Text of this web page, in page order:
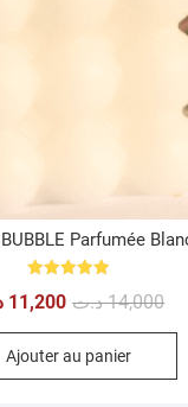
Parfumée
5.00
14,000 د.ت
Le
11,200
Le
Ajouter au panier